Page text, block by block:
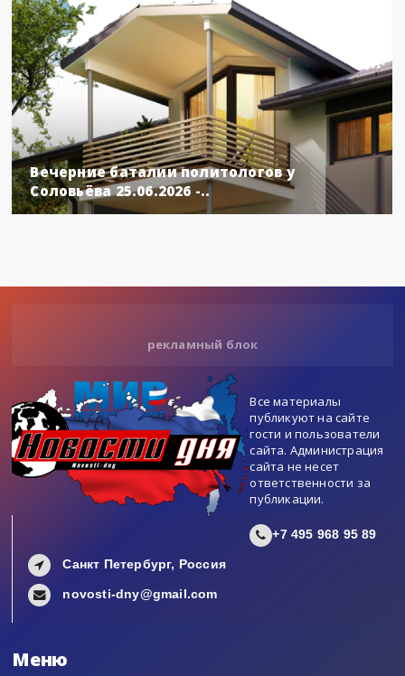
Вечерние баталии политологов у
Соловьёва 25.06.2026 -..
рекламный блок
Все материалы
публикуют на сайте
гости и пользователи
сайта. Администрация
сайта не несет
ответственности за
публикации.
+7 495 968 95 89
Санкт Петербург, Россия
novosti-dny@gmail.com
Меню